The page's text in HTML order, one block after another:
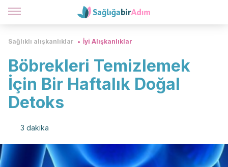
Sağlıklı alışkanlıklar İyi Alışkanlıklar
Böbrekleri Temizlemek
İçin Bir Haftalık Doğal
Detoks
3 dakika